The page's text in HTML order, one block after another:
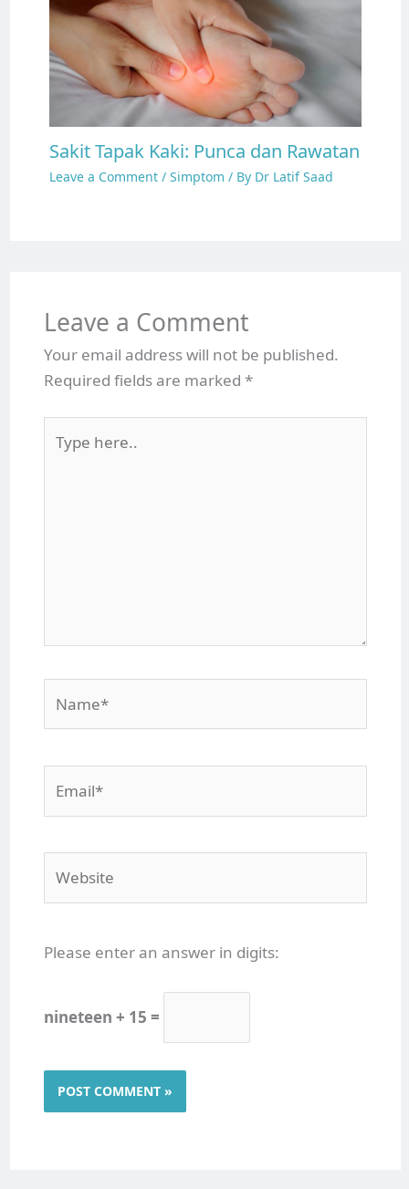
Sakit Tapak Kaki: Punca dan Rawatan
Leave a Comment / Simptom / By Dr Latif Saad
Leave a Comment
Your email address will not be published.
Required fields are marked *
here..
Please enter an answer in digits:
nineteen + 15 =